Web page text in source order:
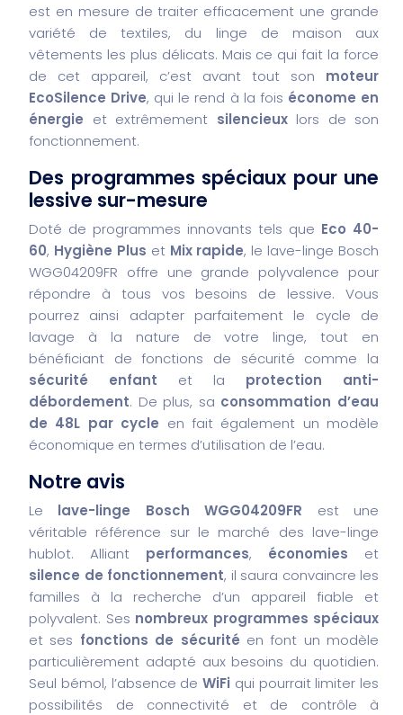
est en mesure de traiter efficacement une grande
variété de textiles, du linge de maison aux
vêtements les plus délicats. Mais ce qui fait la force
de cet appareil, c’est avant tout son moteur
EcoSilence Drive, qui le rend à la fois économe en
énergie et extrêmement silencieuxlors de son
fonctionnement.
Des programmes spéciaux pour une
lessive sur-mesure
Doté de programmes innovants tels que Eco 40-
60, Hygiène Plus et Mix rapide, le lave-linge Bosch
WGG04209FR offre une grande polyvalence pour
répondre à tous vos besoins de lessive. Vous
pourrez ainsi adapter parfaitement le cycle de
lavage à la nature de votre linge, tout en
bénéficiant de fonctions de sécurité comme la
sécurité enfant et la protection anti-
débordement. De plus, sa consommation d’eau
de 48L par cycle en fait également un modèle
économique en termes d’utilisation de l’eau.
Notre avis
Le lave-linge Bosch WGG04209FR est une
véritable référence sur le marché des lave-linge
hublot. Alliant performances, économies et
silence de fonctionnement, il saura convaincre les
familles à la recherche d’un appareil fiable et
polyvalent. Ses nombreux programmes spéciaux
et ses fonctions de sécurité en font un modèle
particulièrement adapté aux besoins du quotidien.
Seul bémol, l’absence de WiFi qui pourrait limiter les
possibilités de connectivité et de contrôle à